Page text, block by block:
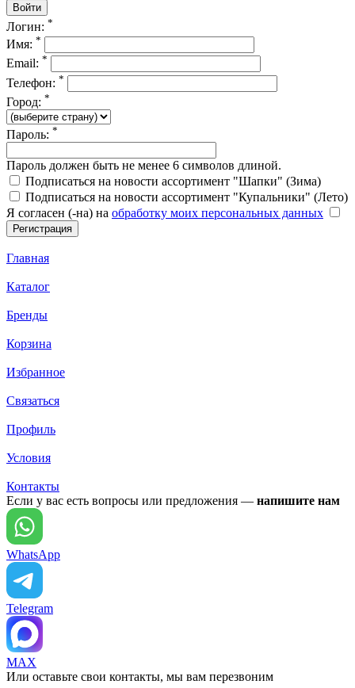
Логин: *
Имя: *
Email: *
Телефон: *
Город: *
Пароль: *
Пароль должен быть не менее 6 символов длиной.
Подписаться на новости ассортимент "Шапки" (Зима)
Подписаться на новости ассортимент "Купальники" (Лето)
Я согласен (-на) на обработку моих персональных данных
Главная
Каталог
Бренды
Корзина
Избранное
Связаться
Профиль
Условия
Контакты
Если у вас есть вопросы или предложения — напишите нам
WhatsApp
Telegram
MAX
Или оставьте свои контакты, мы вам перезвоним